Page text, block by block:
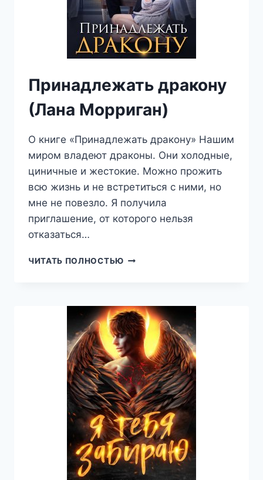
Принадлежать дракону
(Лана Морриган)
О книге «Принадлежать дракону» Нашим
миром владеют драконы. Они холодные,
циничные и жестокие. Можно прожить
всю жизнь и не встретиться с ними, но
мне не повезло. Я получила
приглашение, от которого нельзя
отказаться…
ЧИТАТЬ ПОЛНОСТЬЮ ПРИНАДЛЕЖАТЬ